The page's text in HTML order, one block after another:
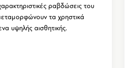
ραβδώσεις του
τα χρηστικά
υψηλής αισθητικής.